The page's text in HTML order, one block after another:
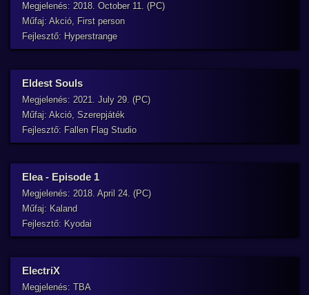
Megjelenés: 2018. October 11. (PC)
Műfaj: Akció, First person
Fejlesztő: Hyperstrange
Eldest Souls
Megjelenés: 2021. July 29. (PC)
Műfaj: Akció, Szerepjáték
Fejlesztő: Fallen Flag Studio
Elea - Episode 1
Megjelenés: 2018. April 24. (PC)
Műfaj: Kaland
Fejlesztő: Kyodai
ElectriX
Megjelenés: TBA